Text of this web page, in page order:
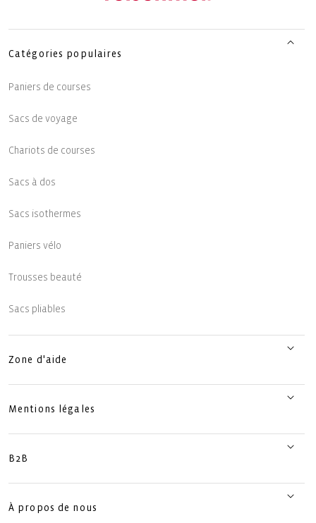
Catégories populaires
Paniers de courses
Sacs de voyage
Chariots de courses
Sacs à dos
Sacs isothermes
Paniers vélo
Trousses beauté
Sacs pliables
Zone d'aide
Mentions légales
B2B
À propos de nous